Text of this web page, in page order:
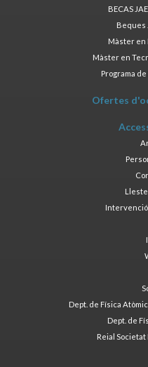
BECAS
Beques
Màster en
Màster en
Programa
Ofertes
Dept. de Física
Dept. de
Reial Societat